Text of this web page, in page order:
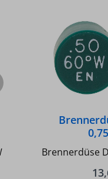
Brennerdüse